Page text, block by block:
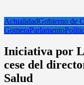
ActualidadGobierno de
GomeraParlamento
Iniciativa por
cese del
Salud